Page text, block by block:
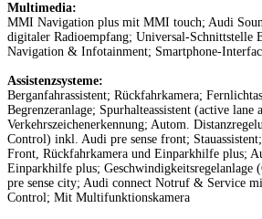
Multimedia:
MMI Navigation plus mit MMI touch; Audi
digitaler Radioempfang; Universal-Schnittstelle
Navigation & Infotainment; Smartphone-
Assistenzsysteme:
Berganfahrassistent; Rückfahrkamera;
Begrenzeranlage; Spurhalteassistent (active lane
Verkehrszeichenerkennung; Autom.
Control) inkl. Audi pre sense front;
Front, Rückfahrkamera und Einparkhilfe plus;
Einparkhilfe plus; Geschwindigkeitsregelanlage
pre sense city; Audi connect Notruf & Service
Control; Mit Multifunktionskamera